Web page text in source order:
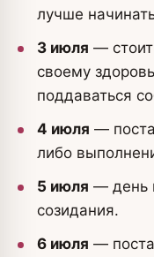
лучше
3 июля — стоит
своему
поддаваться
4 июля —
либо
5 июля — день
созидания.
6 июля —